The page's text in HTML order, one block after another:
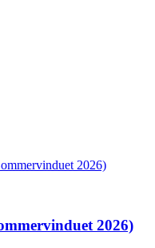
2026)
2026)